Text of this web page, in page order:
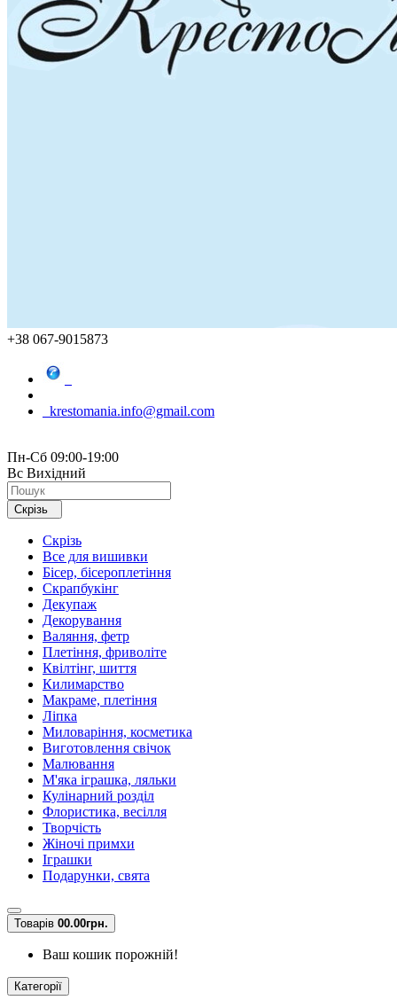
+38 067-9015873
krestomania.info@gmail.com
Пн-Сб 09:00-19:00
Вс Вихідний
Скрізь
Скрізь
Все для вишивки
Бісер, бісероплетіння
Скрапбукінг
Декупаж
Декорування
Валяння, фетр
Плетіння, фриволіте
Квілтінг, шиття
Килимарство
Макраме, плетіння
Ліпка
Миловаріння, косметика
Виготовлення свічок
Малювання
М'яка іграшка, ляльки
Кулінарний розділ
Флористика, весілля
Творчість
Жіночі примхи
Іграшки
Подарунки, свята
Товарів 00.00грн.
Ваш кошик порожній!
Категорії